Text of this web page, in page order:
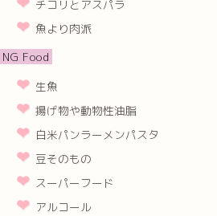
チコリとアスパラ
魚より肉派
NG Food
生魚
揚げ物や動物性油脂
白米パンラーメンパスタ
豆そのもの
スーパーフード
アルコール